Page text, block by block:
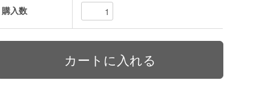
購入数